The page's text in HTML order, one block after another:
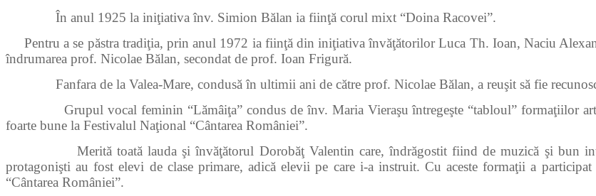
În anul 1925 la iniţiativa înv. Simion Bălan ia fiinţă corul mixt “Doina Racovei”.
Pentru a se păstra tradiţia, prin anul 1972 ia fiinţă din iniţiativa învăţătorilor Luca Th. Ioan, Naciu
îndrumarea prof. Nicolae Bălan, secondat de prof. Ioan Frigură.
Fanfara de la Valea-Mare, condusă în ultimii ani de către prof. Nicolae Bălan, a reuşit să fie
Grupul vocal feminin “Lămâiţa” condus de înv. Maria Vieraşu întregeşte “tabloul” formaţiilor
foarte bune la Festivalul Naţional “Cântarea României”.
Merită toată lauda şi învăţătorul Dorobăţ Valentin care, îndrăgostit fiind de muzică şi bun
protagonişti au fost elevi de clase primare, adică elevii pe care i-a instruit. Cu aceste formaţii a
“Cântarea României”.